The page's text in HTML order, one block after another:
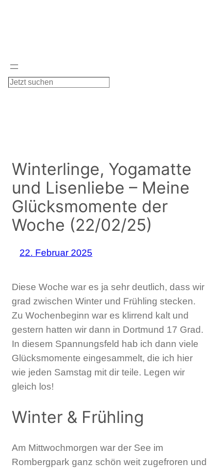
S
Winterlinge, Yogamatte
und Lisenliebe – Meine
Glücksmomente der
Woche (22/02/25)
22. Februar 2025
Diese Woche war es ja sehr deutlich, dass wir
grad zwischen Winter und Frühling stecken.
Zu Wochenbeginn war es klirrend kalt und
gestern hatten wir dann in Dortmund 17 Grad.
In diesem Spannungsfeld hab ich dann viele
Glücksmomente eingesammelt, die ich hier
wie jeden Samstag mit dir teile. Legen wir
gleich los!
Winter & Frühling
Am Mittwochmorgen war der See im
Rombergpark ganz schön weit zugefroren und